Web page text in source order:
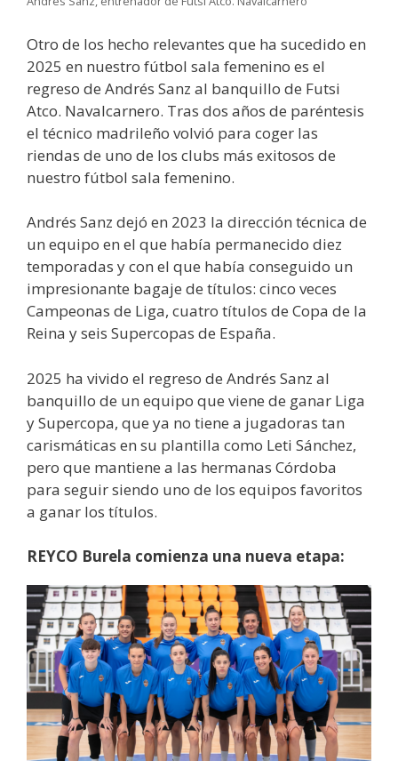
Otro de los hecho relevantes que ha sucedido en
2025 en nuestro fútbol sala femenino es el
regreso de Andrés Sanz al banquillo de Futsi
Atco. Navalcarnero. Tras dos años de paréntesis
el técnico madrileño volvió para coger las
riendas de uno de los clubs más exitosos de
nuestro fútbol sala femenino.
Andrés Sanz dejó en 2023 la dirección técnica de
un equipo en el que había permanecido diez
temporadas y con el que había conseguido un
impresionante bagaje de títulos: cinco veces
Campeonas de Liga, cuatro títulos de Copa de la
Reina y seis Supercopas de España.
2025 ha vivido el regreso de Andrés Sanz al
banquillo de un equipo que viene de ganar Liga
y Supercopa, que ya no tiene a jugadoras tan
carismáticas en su plantilla como Leti Sánchez,
pero que mantiene a las hermanas Córdoba
para seguir siendo uno de los equipos favoritos
a ganar los títulos.
REYCO Burela comienza una nueva etapa: